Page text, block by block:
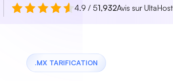
4.9 / 51,932Avis sur UltaHost
.MX TARIFICATION